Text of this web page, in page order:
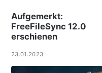
Aufgemerkt:
FreeFileSync 12.0
erschienen
23.01.2023